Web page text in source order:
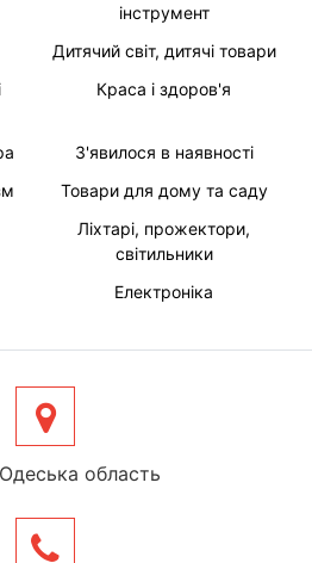
інструмент
Дитячий світ, дитячі товари
Краса і здоров'я
З'явилося в наявності
Товари для дому та саду
Ліхтарі, прожектори,
світильники
Електроніка
область